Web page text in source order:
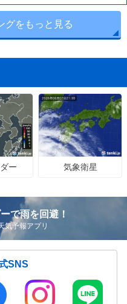
グをもっと見る
ー 気象衛星
で雨を回避！
予報アプリ
SNS